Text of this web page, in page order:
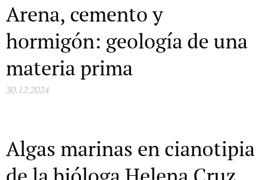
Arena, cemento y
hormigón: geología de una
materia prima
30.12.2024
Algas marinas en cianotipia